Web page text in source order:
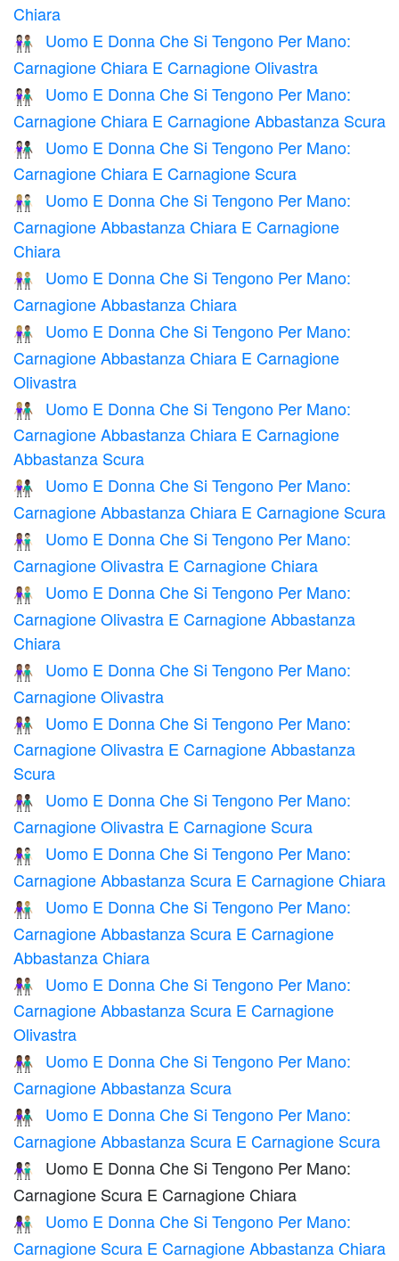
Chiara
👩🏻‍🤝‍👨🏽
Uomo E Donna Che Si Tengono Per Mano:
Carnagione Chiara E Carnagione Olivastra
👩🏻‍🤝‍👨🏾
Uomo E Donna Che Si Tengono Per Mano:
Carnagione Chiara E Carnagione Abbastanza Scura
👩🏻‍🤝‍👨🏿
Uomo E Donna Che Si Tengono Per Mano:
Carnagione Chiara E Carnagione Scura
👩🏼‍🤝‍👨🏻
Uomo E Donna Che Si Tengono Per Mano:
Carnagione Abbastanza Chiara E Carnagione
Chiara
👫🏼
Uomo E Donna Che Si Tengono Per Mano:
Carnagione Abbastanza Chiara
👩🏼‍🤝‍👨🏽
Uomo E Donna Che Si Tengono Per Mano:
Carnagione Abbastanza Chiara E Carnagione
Olivastra
👩🏼‍🤝‍👨🏾
Uomo E Donna Che Si Tengono Per Mano:
Carnagione Abbastanza Chiara E Carnagione
Abbastanza Scura
👩🏼‍🤝‍👨🏿
Uomo E Donna Che Si Tengono Per Mano:
Carnagione Abbastanza Chiara E Carnagione Scura
👩🏽‍🤝‍👨🏻
Uomo E Donna Che Si Tengono Per Mano:
Carnagione Olivastra E Carnagione Chiara
👩🏽‍🤝‍👨🏼
Uomo E Donna Che Si Tengono Per Mano:
Carnagione Olivastra E Carnagione Abbastanza
Chiara
👫🏽
Uomo E Donna Che Si Tengono Per Mano:
Carnagione Olivastra
👩🏽‍🤝‍👨🏾
Uomo E Donna Che Si Tengono Per Mano:
Carnagione Olivastra E Carnagione Abbastanza
Scura
👩🏽‍🤝‍👨🏿
Uomo E Donna Che Si Tengono Per Mano:
Carnagione Olivastra E Carnagione Scura
👩🏾‍🤝‍👨🏻
Uomo E Donna Che Si Tengono Per Mano:
Carnagione Abbastanza Scura E Carnagione Chiara
👩🏾‍🤝‍👨🏼
Uomo E Donna Che Si Tengono Per Mano:
Carnagione Abbastanza Scura E Carnagione
Abbastanza Chiara
👩🏾‍🤝‍👨🏽
Uomo E Donna Che Si Tengono Per Mano:
Carnagione Abbastanza Scura E Carnagione
Olivastra
👫🏾
Uomo E Donna Che Si Tengono Per Mano:
Carnagione Abbastanza Scura
👩🏾‍🤝‍👨🏿
Uomo E Donna Che Si Tengono Per Mano:
Carnagione Abbastanza Scura E Carnagione Scura
👩🏿‍🤝‍👨🏻
Uomo E Donna Che Si Tengono Per Mano:
Carnagione Scura E Carnagione Chiara
👩🏿‍🤝‍👨🏼
Uomo E Donna Che Si Tengono Per Mano:
Carnagione Scura E Carnagione Abbastanza Chiara